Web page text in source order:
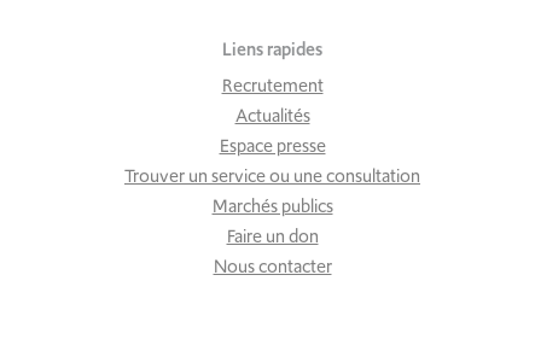
Liens rapides
Recrutement
Actualités
Espace presse
Trouver un service ou une consultation
Marchés publics
Faire un don
Nous contacter